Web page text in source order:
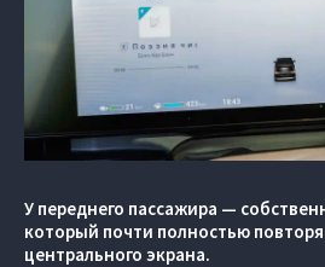
У переднего пассажира —
который почти полностью
центрального экрана.